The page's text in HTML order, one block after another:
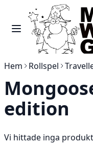
Skip to Content
Toggle Nav
Hem Rollspel
edition
Vi hittade inga